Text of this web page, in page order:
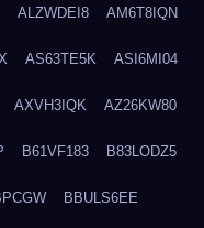
ALZWDEI8 AM6T8IQN
AS63TE5K ASI6MI04
AXVH3IQK AZ26KW80
B61VF183 B83LODZ5
BBULS6EE